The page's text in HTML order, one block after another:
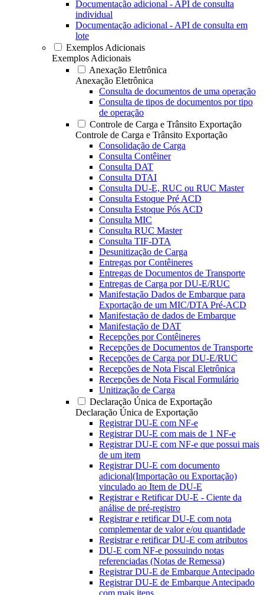
Documentação adicional - API de consulta
individual
Documentação adicional - API de consulta em
lote
Exemplos Adicionais
Exemplos Adicionais
Anexação Eletrônica
Anexação Eletrônica
Consulta de documentos de uma operação
Consulta de tipos de documentos por tipo
de operação
Controle de Carga e Trânsito Exportação
Controle de Carga e Trânsito Exportação
Consolidação de Carga
Consulta Contêiner
Consulta DAT
Consulta DTAI
Consulta DU-E, RUC ou RUC Master
Consulta Estoque Pré ACD
Consulta Estoque Pós ACD
Consulta MIC
Consulta RUC Master
Consulta TIF-DTA
Desunitização de Carga
Entregas por Contêineres
Entregas de Documentos de Transporte
Entregas de Carga por DU-E/RUC
Manifestação Dados de Embarque para
Exportação de um MIC/DTA Pré-ACD
Manifestação de dados de Embarque
Manifestação de DAT
Recepções por Contêineres
Recepções de Documentos de Transporte
Recepções de Carga por DU-E/RUC
Recepções de Nota Fiscal Eletrônica
Recepções de Nota Fiscal Formulário
Unitização de Carga
Declaração Única de Exportação
Declaração Única de Exportação
Registrar DU-E com NF-e
Registrar DU-E com mais de 1 NF-e
Registrar DU-E com NF-e que possui mais
de um item
Registrar DU-E com documento
adicional(Importação ou Exportação)
vinculado ao Item de DU-E
Registrar e Retificar DU-E - Ciente da
análise de pré-registro
Registrar e retificar DU-E com nota
complementar de valor e/ou quantidade
Registrar e retificar DU-E com atributos
DU-E com NF-e possuindo notas
referenciadas (Notas de Remessa)
Registrar DU-E de Embarque Antecipado
Registrar DU-E de Embarque Antecipado
com mais itens